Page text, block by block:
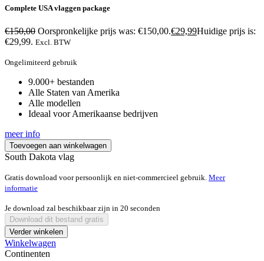
Complete USA vlaggen package
€150,00 Oorspronkelijke prijs was: €150,00.€29,99Huidige prijs is:
€29,99. Excl. BTW
Ongelimiteerd gebruik
9.000+ bestanden
Alle Staten van Amerika
Alle modellen
Ideaal voor Amerikaanse bedrijven
meer info
Toevoegen aan winkelwagen
South Dakota vlag
Gratis download voor persoonlijk en niet-commercieel gebruik. Meer
informatie
Je download zal beschikbaar zijn in 20 seconden
Download dit bestand gratis
Verder winkelen
Winkelwagen
Continenten